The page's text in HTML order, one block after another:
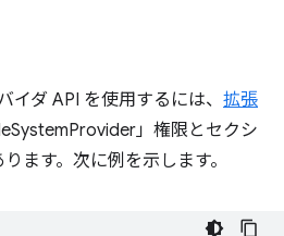
イダ API を使用するには、 拡張
」権限とセクシ
ます。次に例を示します。